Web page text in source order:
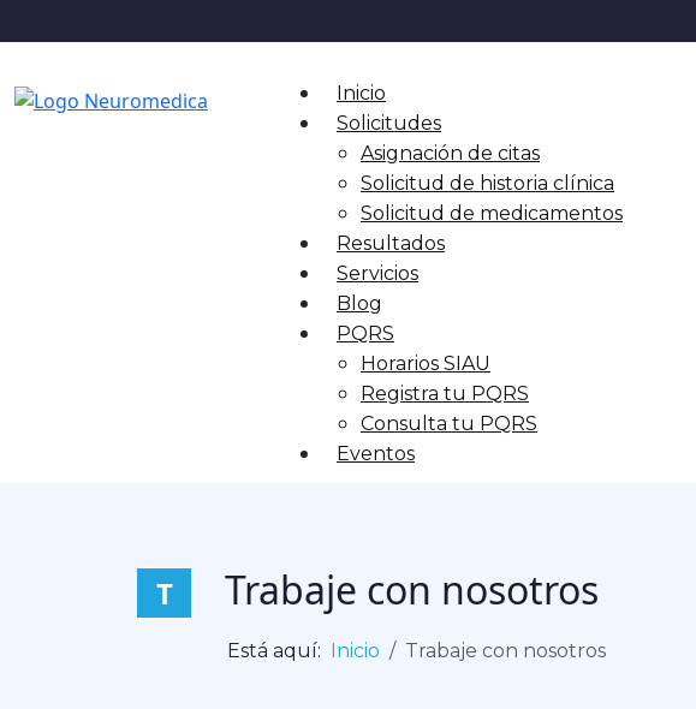
Inicio
Solicitudes
Asignación de citas
Solicitud de historia clínica
Solicitud de medicamentos
Resultados
Servicios
Blog
PQRS
Horarios SIAU
Registra tu PQRS
Consulta tu PQRS
Eventos
T Trabaje con nosotros
Está aquí: Inicio Trabaje con nosotros